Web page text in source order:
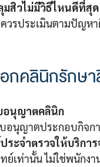
มสิวไม่มีวิธีไหนดีที่สุด
วรประเมินตามปัญหา
อกคลินิกรักษ
อนุญาตคลินิก
อนุญาตประกอบกิจก
ะจำตรวจให้บริการ
ย์เท่านั้น ไม่ใช่พนักง